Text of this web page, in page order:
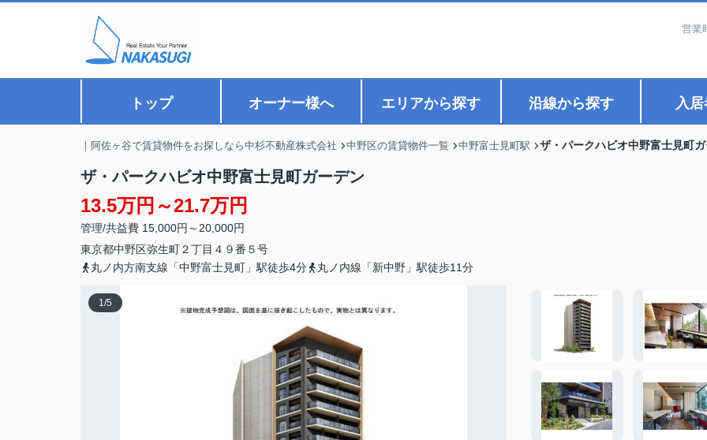
営業
トップ オーナー様へ エリアから探す 沿線から探す 入
｜阿佐ヶ谷で賃貸物件をお探しなら中杉不動産株式会社 中野区の賃貸物件一覧 中野富士見町駅 ザ・パークハビオ中野富士見町
ザ・パークハビオ中野富士見町ガーデン
13.5万円～21.7万円
管理/共益費 15,000円～20,000円
東京都中野区弥生町２丁目４９番５号
丸ノ内方南支線「中野富士見町」駅徒歩4分
丸ノ内線「新中野」駅徒歩11分
1/5